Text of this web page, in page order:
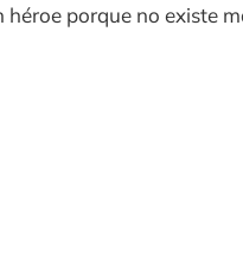
héroe porque no existe